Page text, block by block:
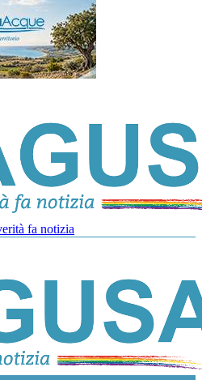
fa notizia